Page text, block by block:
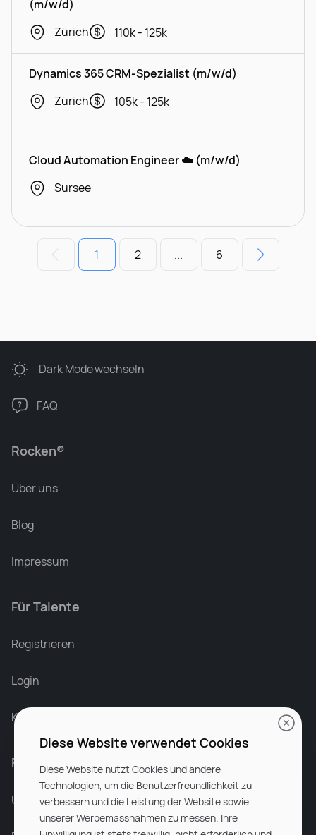
(m/w/d)
Zürich
110k - 125k
Dynamics 365 CRM-Spezialist (m/w/d)
Zürich
105k - 125k
Cloud Automation Engineer ☁️ (m/w/d)
Sursee
1 2 ... 6
Rocken®
Über uns
Blog
Impressum
Für Talente
Registrieren
Login
Karriere bei Rocken
Für Unternehmen
Unsere Dienstleistungen
Dark Modewechseln
FAQ
Diese Website verwendet Cookies
Diese Website nutzt Cookies und andere
Technologien, um die Benutzerfreundlichkeit zu
verbessern und die Leistung der Website sowie
unserer Werbemassnahmen zu messen. Ihre